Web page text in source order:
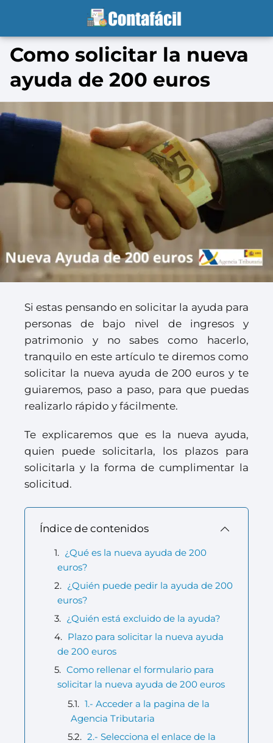
Como solicitar la nueva
ayuda de 200 euros
Si estas pensando en solicitar la ayuda para
personas de bajo nivel de ingresos y
patrimonio y no sabes como hacerlo,
tranquilo en este artículo te diremos como
solicitar la nueva ayuda de 200 euros y te
guiaremos, paso a paso, para que puedas
realizarlo rápido y fácilmente.
Te explicaremos que es la nueva ayuda,
quien puede solicitarla, los plazos para
solicitarla y la forma de cumplimentar la
solicitud.
Índice de contenidos
¿Qué es la nueva ayuda de 200
euros?
¿Quién puede pedir la ayuda de 200
euros?
¿Quién está excluido de la ayuda?
Plazo para solicitar la nueva ayuda
de 200 euros
Como rellenar el formulario para
solicitar la nueva ayuda de 200 euros
1.- Acceder a la pagina de la
Agencia Tributaria
2.- Selecciona el enlace de la